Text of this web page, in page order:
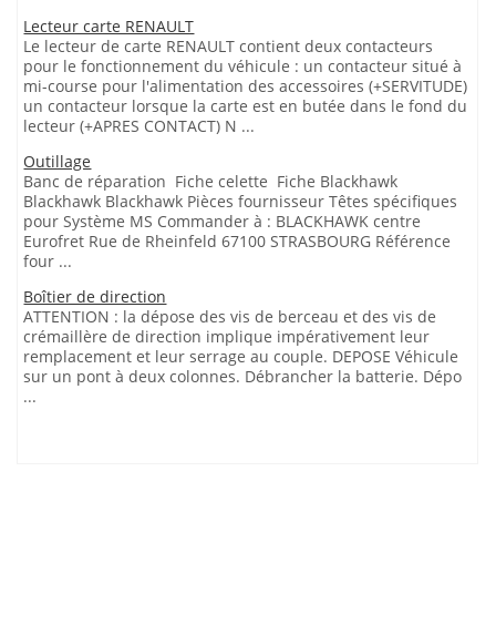
Lecteur carte RENAULT
Le lecteur de carte RENAULT contient deux contacteurs
pour le fonctionnement du véhicule : un contacteur situé à
mi-course pour l'alimentation des accessoires (+SERVITUDE)
un contacteur lorsque la carte est en butée dans le fond du
lecteur (+APRES CONTACT) N ...
Outillage
Banc de réparation Fiche celette Fiche Blackhawk
Blackhawk Blackhawk Pièces fournisseur Têtes spécifiques
pour Système MS Commander à : BLACKHAWK centre
Eurofret Rue de Rheinfeld 67100 STRASBOURG Référence
four ...
Boîtier de direction
ATTENTION : la dépose des vis de berceau et des vis de
crémaillère de direction implique impérativement leur
remplacement et leur serrage au couple. DEPOSE Véhicule
sur un pont à deux colonnes. Débrancher la batterie. Dépo
...